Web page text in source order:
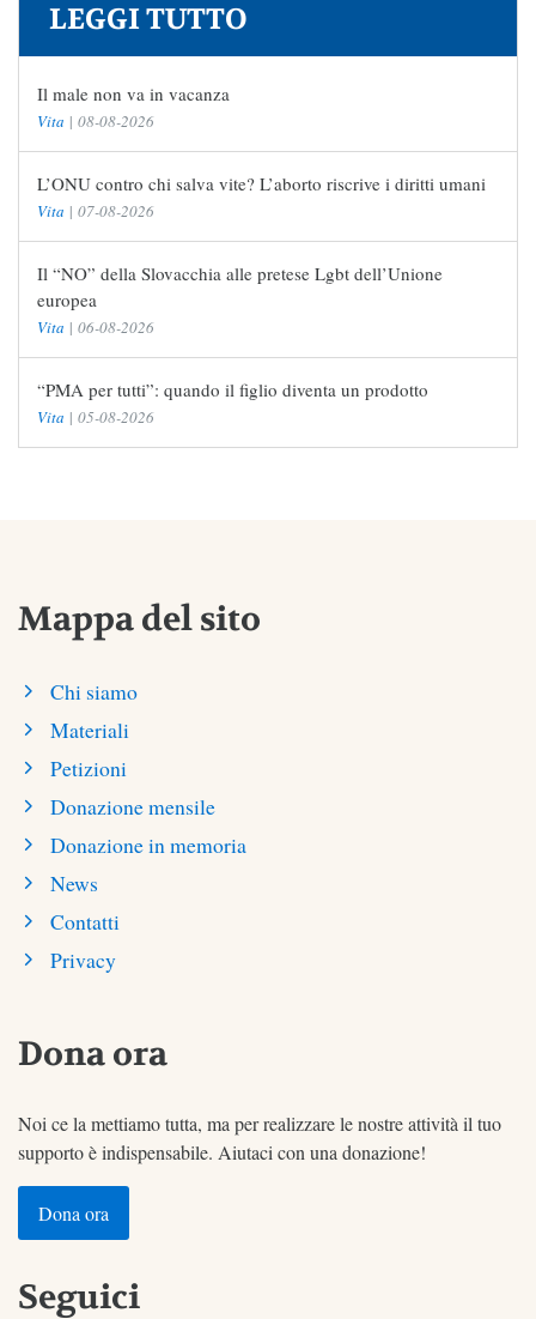
LEGGI TUTTO
Il male non va in vacanza
Vita | 08-08-2026
L’ONU contro chi salva vite? L’aborto riscrive i diritti umani
Vita | 07-08-2026
Il “NO” della Slovacchia alle pretese Lgbt dell’Unione
europea
Vita | 06-08-2026
“PMA per tutti”: quando il figlio diventa un prodotto
Vita | 05-08-2026
Mappa del sito
Chi siamo
Materiali
Petizioni
Donazione mensile
Donazione in memoria
News
Contatti
Privacy
Dona ora
Noi ce la mettiamo tutta, ma per realizzare le nostre attività il tuo
supporto è indispensabile. Aiutaci con una donazione!
Dona ora
Seguici